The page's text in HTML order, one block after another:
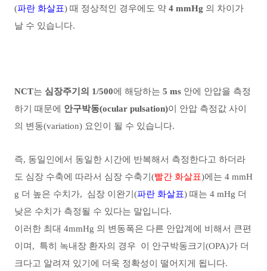
(파란 화살표) 때 정상적인 경우에도 약 4 mmHg 의 차이가
날 수 있습니다.
NCT는 심장주기의 1/500에 해당하는 5 ms 안에 안압을 측정
하기 때문에 안구박동(ocular pulsation)이 안압 측정값 사이
의 변동(variation) 요인이 될 수 있습니다.
즉, 동일인에서 동일한 시간에 반복해서 측정한다고 하더라
도 심장 수축에 따라서 심장 수축기(빨간 화살표)에는 4 mmH
g 더 높은 수치가, 심장 이완기(파란 화살표) 때는 4 mHg 더
낮은 수치가 측정될 수 있다는 말입니다.
이러한 최대 4mmHg 의 변동폭은 다른 안압계에 비해서 큰편
이며, 특히 녹내장 환자의 경우 이 안구박동크기(OPA)가 더
크다고 알려져 있기에 더욱 정확성이 떨어지게 됩니다.